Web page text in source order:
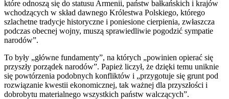
które odnoszą się do statusu Armenii, państw bałkańskich i krajów
wchodzących w skład dawnego Królestwa Polskiego, którego
szlachetne tradycje historyczne i poniesione cierpienia, zwłaszcza
podczas obecnej wojny, muszą sprawiedliwie pogodzić sympatie
narodów”.
To były „główne fundamenty”, na których „powinien opierać się
przyszły porządek narodów”. Papież liczył, że dzięki temu uniknie
się powtórzenia podobnych konfliktów i „przygotuje się grunt pod
rozwiązanie kwestii ekonomicznej, tak ważnej dla przyszłości i
dobrobytu materialnego wszystkich państw walczących”.